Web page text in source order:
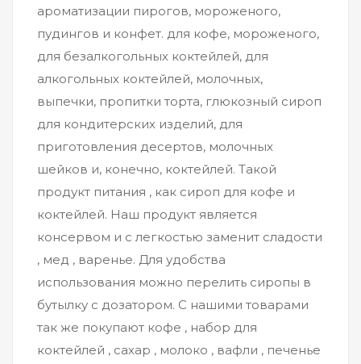
ароматизации пирогов, мороженого,
пудингов и конфет. для кофе, мороженого,
для безалкогольных коктейлей, для
алкогольных коктейлей, молочных,
выпечки, пропитки торта, глюкозный сироп
для кондитерских изделий, для
приготовления десертов, молочных
шейков и, конечно, коктейлей. Такой
продукт питания , как сироп для кофе и
коктейлей. Наш продукт является
консервом и с легкостью заменит сладости
, мед , варенье. Для удобства
использования можно перелить сиропы в
бутылку с дозатором. С нашими товарами
так же покупают кофе , набор для
коктейлей , сахар , молоко , вафли , печенье